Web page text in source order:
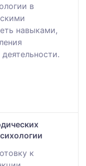
в
навыками,
к